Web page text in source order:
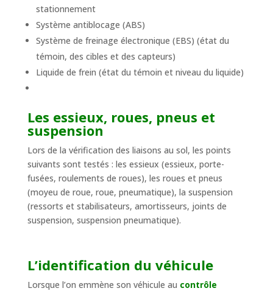
stationnement
Système antiblocage (ABS)
Système de freinage électronique (EBS) (état du
témoin, des cibles et des capteurs)
Liquide de frein (état du témoin et niveau du liquide)
Les essieux, roues, pneus et
suspension
Lors de la vérification des liaisons au sol, les points
suivants sont testés : les essieux (essieux, porte-
fusées, roulements de roues), les roues et pneus
(moyeu de roue, roue, pneumatique), la suspension
(ressorts et stabilisateurs, amortisseurs, joints de
suspension, suspension pneumatique).
L’identification du véhicule
Lorsque l’on emmène son véhicule au contrôle